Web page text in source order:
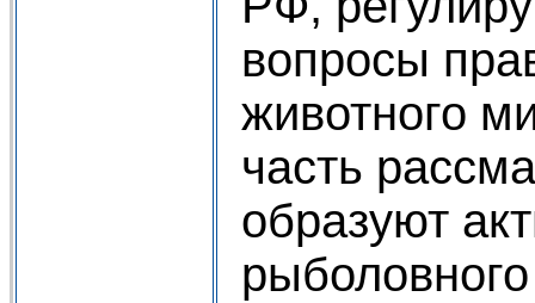
вопросы
животного
часть
образуют